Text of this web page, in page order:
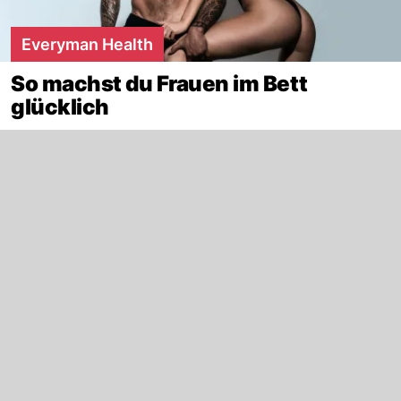
Everyman Health
So machst du Frauen im Bett
glücklich